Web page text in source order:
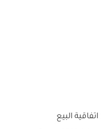
اتفاقية البيع